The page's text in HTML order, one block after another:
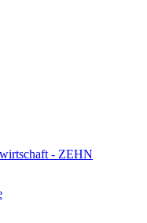
- ZEHN